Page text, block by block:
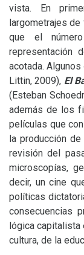
vista. En
largometrajes
que el
representación
acotada.
Littin, 2009), El
(Esteban
además de los
películas que
la producción
revisión del
microscopías,
decir, un cine
políticas
consecuencias
lógica capitalista
cultura, de la